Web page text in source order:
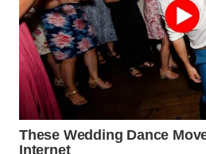
WN
KARO
WN
SIMALUNGUN
WN